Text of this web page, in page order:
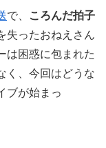
で、
ころんだ拍子
失ったおねえさん
は困惑に包まれた
く、今回はどうな
ブが始まっ